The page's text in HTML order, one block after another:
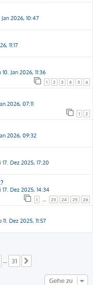
Jan 2026, 10:47
11:17
10. Jan 2026, 11:36
1 2 3 4 5 6
2026, 07:11
1 2
2026, 09:32
17. Dez 2025, 17:20
17. Dez 2025, 14:34
1 23 24 25 26
11. Dez 2025, 11:57
… 31
Gehe zu